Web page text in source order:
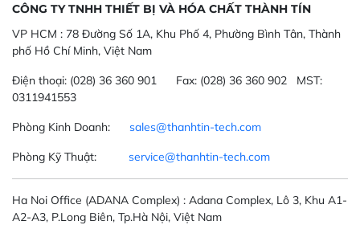
CÔNG TY TNHH THIẾT BỊ VÀ HÓA CHẤT THÀNH TÍN
VP HCM : 78 Đường Số 1A, Khu Phố 4, Phường Bình Tân, Thành
phố Hồ Chí Minh, Việt Nam
Điện thoại: (028) 36 360 901 Fax: (028) 36 360 902 MST:
0311941553
Phòng Kinh Doanh: sales@thanhtin-tech.com
Phòng Kỹ Thuật: service@thanhtin-tech.com
Ha Noi Office (ADANA Complex) : Adana Complex, Lô 3, Khu A1-
A2-A3, P.Long Biên, Tp.Hà Nội, Việt Nam